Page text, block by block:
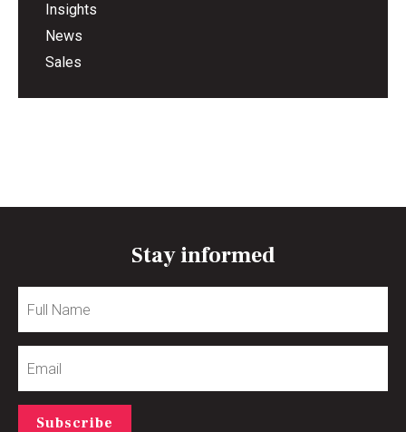
Insights
News
Sales
Stay informed
Name
Subscribe